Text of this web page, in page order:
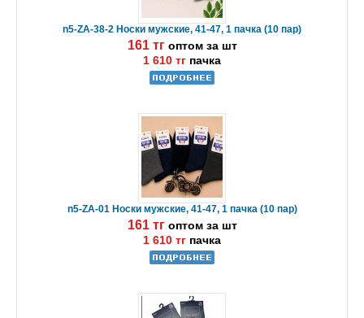
n5-ZA-38-2 Носки мужские, 41-47, 1 пачка (10 пар)
161 тг оптом за шт
1 610 тг пачка
n5-ZA-01 Носки мужские, 41-47, 1 пачка (10 пар)
161 тг оптом за шт
1 610 тг пачка